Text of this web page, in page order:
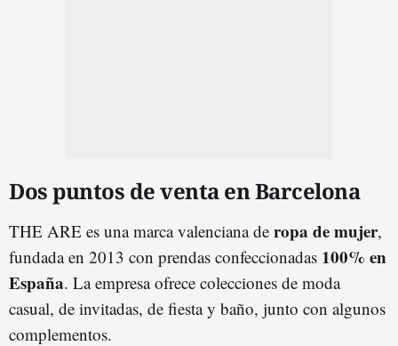
Dos puntos de venta en Barcelona
THE ARE es una marca valenciana de ropa de mujer,
fundada en 2013 con prendas confeccionadas 100% en
España. La empresa ofrece colecciones de moda
casual, de invitadas, de fiesta y baño, junto con algunos
complementos.